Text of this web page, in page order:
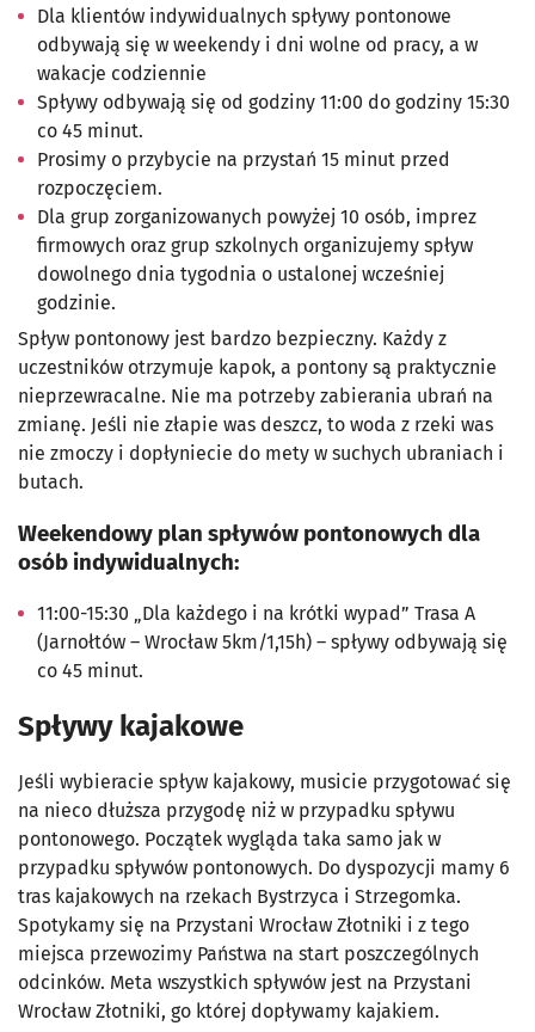
Dla klientów indywidualnych spływy pontonowe
odbywają się w weekendy i dni wolne od pracy, a w
wakacje codziennie
Spływy odbywają się od godziny 11:00 do godziny 15:30
co 45 minut.
Prosimy o przybycie na przystań 15 minut przed
rozpoczęciem.
Dla grup zorganizowanych powyżej 10 osób, imprez
firmowych oraz grup szkolnych organizujemy spływ
dowolnego dnia tygodnia o ustalonej wcześniej
godzinie.
Spływ pontonowy jest bardzo bezpieczny. Każdy z
uczestników otrzymuje kapok, a pontony są praktycznie
nieprzewracalne. Nie ma potrzeby zabierania ubrań na
zmianę. Jeśli nie złapie was deszcz, to woda z rzeki was
nie zmoczy i dopłyniecie do mety w suchych ubraniach i
butach.
Weekendowy plan spływów pontonowych dla
osób indywidualnych:
11:00-15:30 „Dla każdego i na krótki wypad” Trasa A
(Jarnołtów – Wrocław 5km/1,15h) – spływy odbywają się
co 45 minut.
Spływy kajakowe
Jeśli wybieracie spływ kajakowy, musicie przygotować się
na nieco dłuższa przygodę niż w przypadku spływu
pontonowego. Początek wygląda taka samo jak w
przypadku spływów pontonowych. Do dyspozycji mamy 6
tras kajakowych na rzekach Bystrzyca i Strzegomka.
Spotykamy się na Przystani Wrocław Złotniki i z tego
miejsca przewozimy Państwa na start poszczególnych
odcinków. Meta wszystkich spływów jest na Przystani
Wrocław Złotniki, go której dopływamy kajakiem.